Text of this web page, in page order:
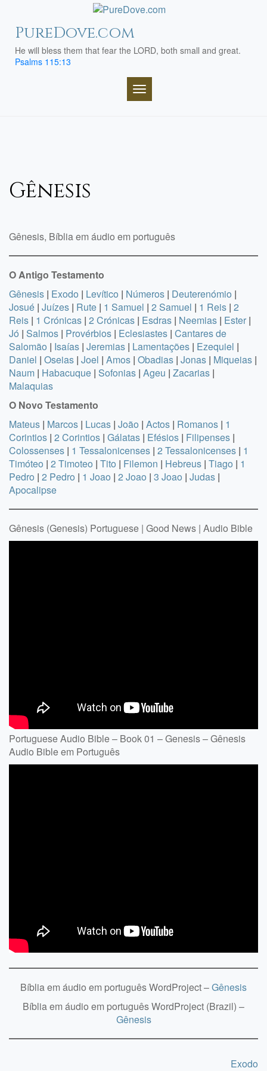
contentPureDove.com
He will bless them that fear the LORD, both small and great.
Psalms 115:13
TOGGLE NAVIGATION
Gênesis
Gênesis, Bíblia em áudio em português
O Antigo Testamento
Gênesis | Exodo | Levítico | Números | Deuterenómio |
Josué | Juízes | Rute | 1 Samuel | 2 Samuel | 1 Reis | 2
Reis | 1 Crónicas | 2 Crónicas | Esdras | Neemias | Ester |
Jó | Salmos | Provérbios | Eclesiastes | Cantares de
Salomão | Isaías | Jeremias | Lamentações | Ezequiel |
Daniel | Oseias | Joel | Amos | Obadias | Jonas | Miqueias |
Naum | Habacuque | Sofonias | Ageu | Zacarias |
Malaquias
O Novo Testamento
Mateus | Marcos | Lucas | João | Actos | Romanos | 1
Corintios | 2 Corintios | Gálatas | Efésios | Filipenses |
Colossenses | 1 Tessalonicenses | 2 Tessalonicenses | 1
Timóteo | 2 Timoteo | Tito | Filemon | Hebreus | Tiago | 1
Pedro | 2 Pedro | 1 Joao | 2 Joao | 3 Joao | Judas |
Apocalipse
Gênesis (Genesis) Portuguese | Good News | Audio Bible
Portuguese Audio Bible – Book 01 – Genesis – Gênesis
Audio Bible em Português
Bíblia em áudio em português WordProject –Gênesis
Bíblia em áudio em português WordProject (Brazil) –
Gênesis
Exodo